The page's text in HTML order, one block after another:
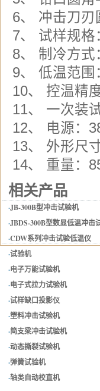
6、 冲击刀刃
7、 试样规格
8、 制冷方式
9、 低温范
10、 控温精
11、 一次装
12、 电源：
13、 外形尺
14、 重量：
相关产品
·JB-300B型冲击试验机
·JBDS-300B型数显低温冲击
·CDW系列冲击试验低温仪
·试验机
·电子万能试验机
·电子式拉力试验机
·试样缺口投影仪
·塑料冲击试验机
·简支梁冲击试验机
·动态撕裂试验机
·弹簧试验机
·轴类自动校直机